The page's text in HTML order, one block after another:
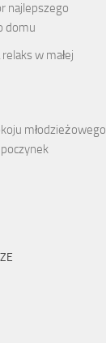
najlepszego
domu
w małej
młodzieżowego